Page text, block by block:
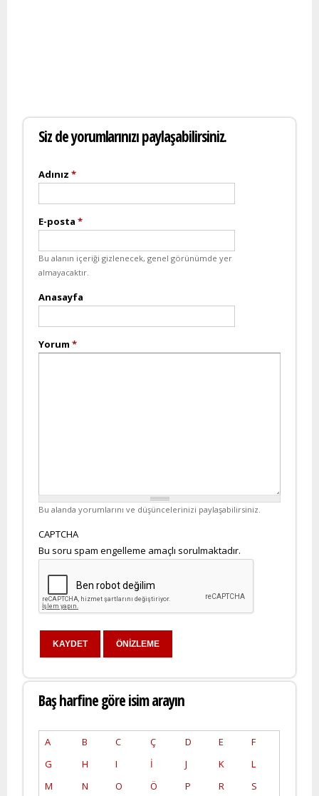
Siz de yorumlarınızı paylaşabilirsiniz.
Adınız *
E-posta *
Bu alanın içeriği gizlenecek, genel görünümde yer
almayacaktır.
Anasayfa
Yorum *
Bu alanda yorumlarını ve düşüncelerinizi paylaşabilirsiniz.
CAPTCHA
Bu soru spam engelleme amaçlı sorulmaktadır.
Baş harfine göre isim arayın
A B C Ç D E
F
G
H I İ J K
L
M
N O Ö P R
S